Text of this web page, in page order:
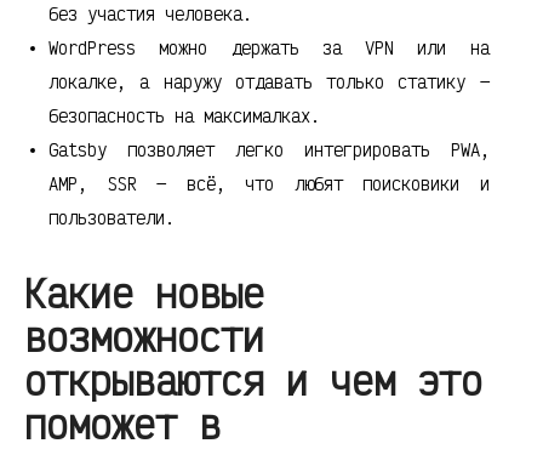
без участия человека.
WordPress можно держать за VPN или на
локалке, а наружу отдавать только статику —
безопасность на максималках.
Gatsby позволяет легко интегрировать PWA,
AMP, SSR — всё, что любят поисковики и
пользователи.
Какие новые
возможности
открываются и чем это
поможет в